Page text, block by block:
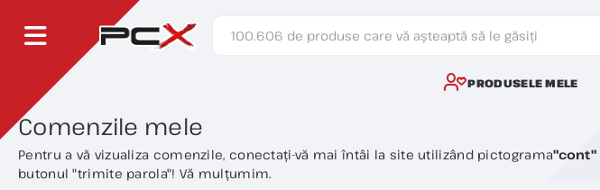
PRODUSELE MELE
Comenzile mele
Pentru a vă vizualiza comenzile, conectați-vă mai întâi la site utilizând pictograma"cont"
butonul "trimite parola"! Vă mulțumim.